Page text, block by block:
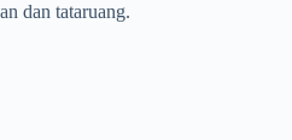
dan tataruang.